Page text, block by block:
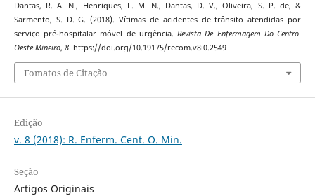
Dantas, R. A. N., Henriques, L. M. N., Dantas, D. V., Oliveira, S. P. de, &
Sarmento, S. D. G. (2018). Vítimas de acidentes de trânsito atendidas por
serviço pré-hospitalar móvel de urgência.Revista De Enfermagem Do Centro-
Oeste Mineiro, 8. https://doi.org/10.19175/recom.v8i0.2549
Fomatos de Citação
Edição
v. 8 (2018): R. Enferm. Cent. O. Min.
Seção
Artigos Originais